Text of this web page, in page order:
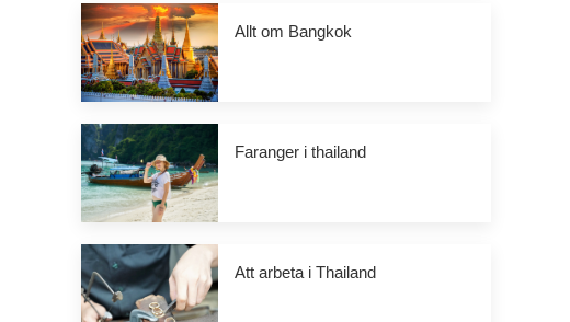
Allt om Bangkok
Faranger i thailand
Att arbeta i Thailand